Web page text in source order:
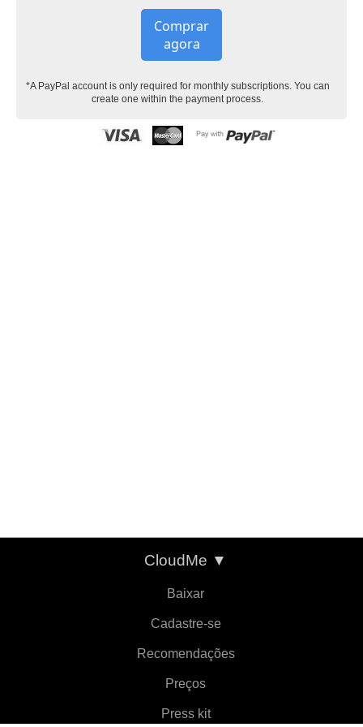
Comprar
agora
*A PayPal account is only required for monthly subscriptions. You can
create one within the payment process.
CloudMe ▼
Baixar
Cadastre-se
Recomendações
Preços
Press kit